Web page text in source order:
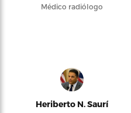
Médico radiólogo
Heriberto N. Saurí